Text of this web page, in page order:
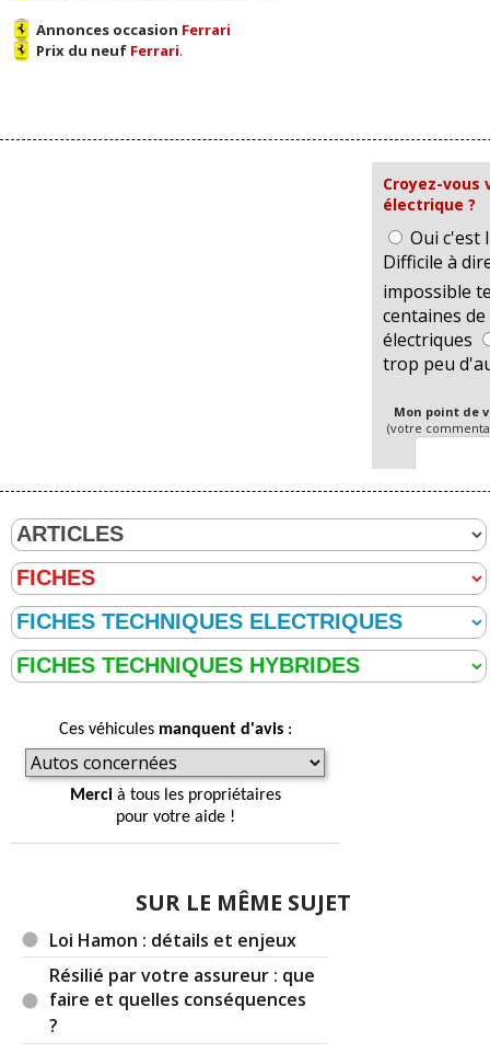
Annonces occasion Ferrari
Prix du neuf Ferrari.
Croyez-
électrique ?
Oui c'est
Difficile à
impossible
centaines
électriques
trop peu
Mon point de
(votre
Ces véhicules manquent d'avis:
Mercià tous les propriétaires
pour votre aide !
SUR LE MÊME SUJET
Loi Hamon : détails et enjeux
Résilié par votre assureur : que
faire et quelles conséquences
?